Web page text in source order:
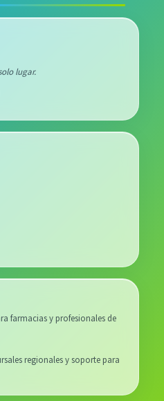
lugar.
farmacias y profesionales de
regionales y soporte para